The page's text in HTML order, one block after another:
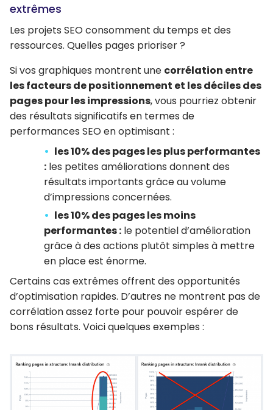
extrêmes
Les projets SEO consomment du temps et des
ressources. Quelles pages prioriser ?
Si vos graphiques montrent une corrélation entre
les facteurs de positionnement et les déciles des
pages pour les impressions, vous pourriez obtenir
des résultats significatifs en termes de
performances SEO en optimisant :
les 10% des pages les plus performantes
: les petites améliorations donnent des
résultats importants grâce au volume
d’impressions concernées.
les 10% des pages les moins
performantes : le potentiel d’amélioration
grâce à des actions plutôt simples à mettre
en place est énorme.
Certains cas extrêmes offrent des opportunités
d’optimisation rapides. D’autres ne montrent pas de
corrélation assez forte pour pouvoir espérer de
bons résultats. Voici quelques exemples :